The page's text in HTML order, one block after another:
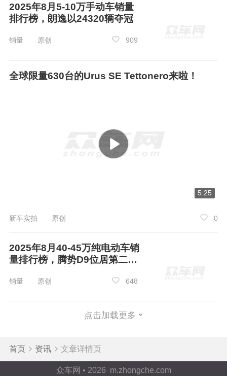
持前后排独立观影，搭配无麦K歌功能，全家出行
各享其乐，再加上小憩、露营等全场景魅力模
式，让出行不止于通勤，更有多元乐趣。
助系统，堪称“新手福音、老司机好搭档”。这套系
统采用L4级Robotaxi同款架构，摆脱高精地图依
赖，实现无图全域通开，城市、高速、县城、乡
村小路全场景覆盖，真正做到“有路就能跑”。
光雷达+3颗毫米波雷达+11颗高清摄像头等共27
感识别。160ms超快响应速度，比人类驾驶员快3
程丝滑，坐车的老人孩子不会晕车；500+全场景
2025年8月5-10万手动车销量
排行榜，朗逸以24320辆夺冠
销量 原创 909
全球限量630台的Urus SE Tettonero来啦！
5:25
新车实拍 原创 0
2025年8月40-45万纯电动车销
量排行榜，腾势D9位居第二，
销量 原创 648
点击加载更多
首页 资讯 文章详情页
众车网 • 2026 m.zhongche.com